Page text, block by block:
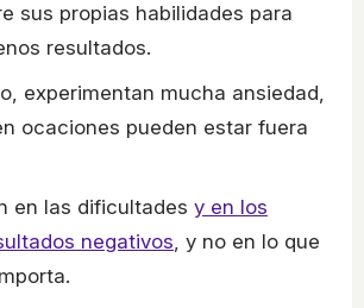
sus propias habilidades para
resultados.
experimentan mucha ansiedad,
ocaciones pueden estar fuera
en las dificultades y en los
negativos, y no en lo que